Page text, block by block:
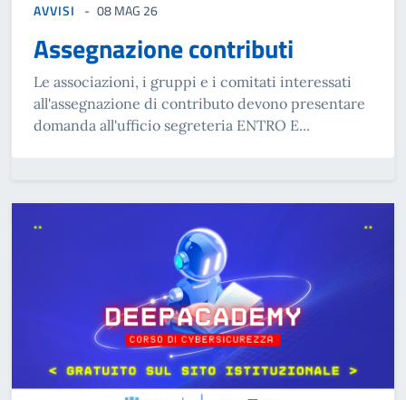
AVVISI 08 MAG 26
Assegnazione contributi
Le associazioni, i gruppi e i comitati interessati
all'assegnazione di contributo devono presentare
domanda all'ufficio segreteria ENTRO E...